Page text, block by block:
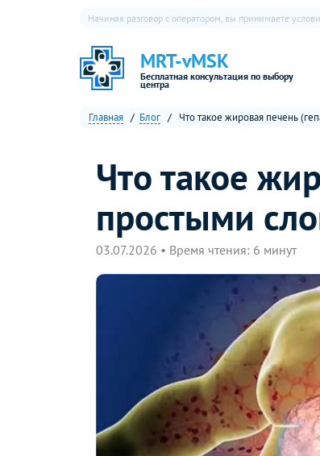
MRT-vMSK
Бесплатная консультация по выбору
центра
Начиная разговор с оператором, вы принимаете
Главная Блог Что такое жировая печень
Что такое
простыми
03.07.2026 • Время чтения: 6 минут